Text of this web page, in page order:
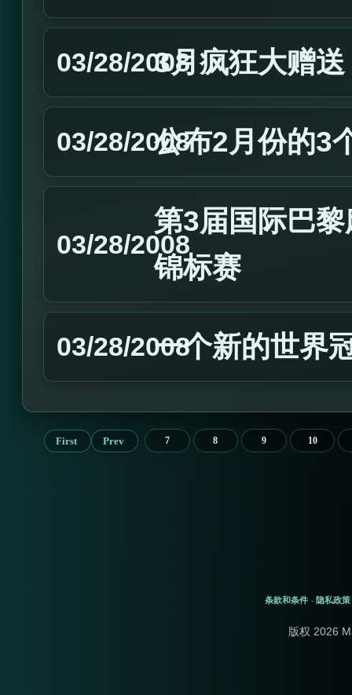
03/28/20083月疯狂大赠送
03/28/2008公布2月份的3
03/28/2008
第3届国际巴
锦标赛
03/28/2008一个新的世界
First Prev 7 8 9 10
条款和条件 - 隐私政策
版权 2026